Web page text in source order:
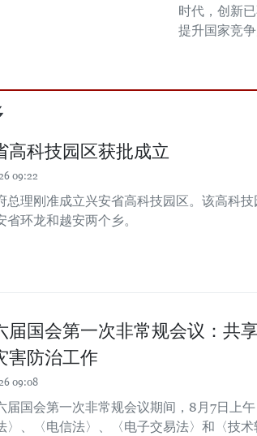
时代，创新
提升国家竞
高科技园区获批成立
09:22
总理刚准成立兴安省高科技园区。该高科技
省环龙和越安两个乡。
届国会第一次非常规会议：共
害防治工作
09:08
届国会第一次非常规会议期间，8月7日上
〉、〈电信法〉、〈电子交易法〉和〈技